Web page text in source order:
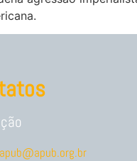
apub@apub.org.br